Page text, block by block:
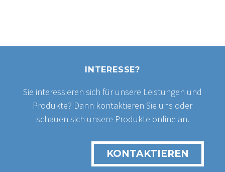
INTERESSE?
Sie interessieren sich für unsere Leistungen und
Produkte? Dann kontaktieren Sie uns oder
schauen sich unsere Produkte online an.
KONTAKTIEREN